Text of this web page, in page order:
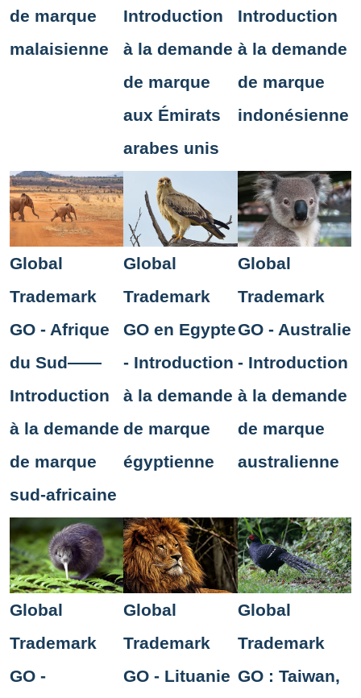
de marque
malaisienne
Introduction
à la demande
de marque
aux Émirats
arabes unis
Introduction
à la demande
de marque
indonésienne
Global
Trademark
GO - Afrique
du Sud——
Introduction
à la demande
de marque
sud-africaine
Global
Trademark
GO en Egypte
- Introduction
à la demande
de marque
égyptienne
Global
Trademark
GO - Australie
- Introduction
à la demande
de marque
australienne
Global
Trademark
GO -
Global
Trademark
GO - Lituanie
Global
Trademark
GO : Taiwan,